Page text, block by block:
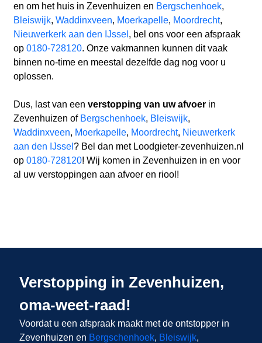
en om het huis in Zevenhuizen en Bergschenhoek,
Bleiswijk, Waddinxveen, Moerkapelle, Moordrecht,
Nieuwerkerk aan den IJssel , bel ons voor een afspraak
op 0180-728120. Onze vakmannen kunnen dit vaak
binnen no-time en meestal dezelfde dag nog voor u
oplossen.
Dus, last van een verstopping van uw afvoerin
Zevenhuizen of Bergschenhoek, Bleiswijk,
Waddinxveen, Moerkapelle, Moordrecht, Nieuwerkerk
aan den IJssel ? Bel dan met Loodgieter-zevenhuizen.nl
op 0180-728120! Wij komen in Zevenhuizen in en voor
al uw verstoppingen aan afvoer en riool!
Verstopping in Zevenhuizen,
oma-weet-raad!
Voordat u een afspraak maakt met de ontstopper in
Zevenhuizen en Bergschenhoek, Bleiswijk,